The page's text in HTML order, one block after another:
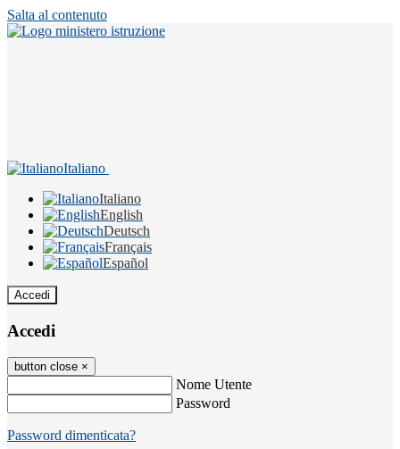
Salta al contenuto
Italiano
Italiano
English
Deutsch
Français
Español
Accedi
Accedi
button close ×
Nome Utente
Password
Password dimenticata?